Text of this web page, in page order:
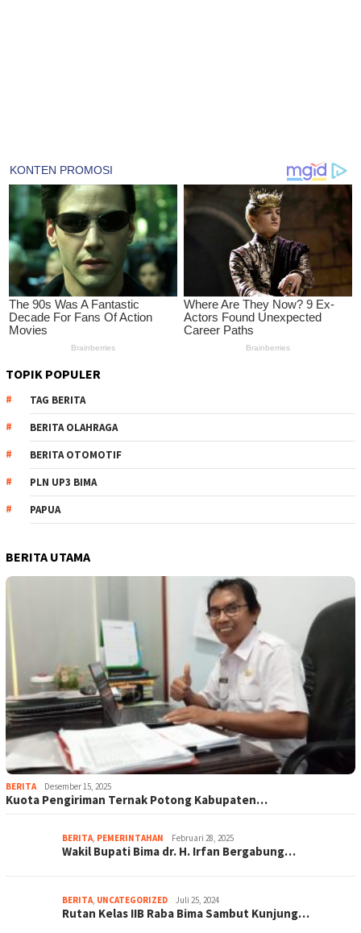
TOPIK POPULER
TAG BERITA
BERITA OLAHRAGA
BERITA OTOMOTIF
PLN UP3 BIMA
PAPUA
BERITA UTAMA
BERITA Desember 15, 2025
Kuota Pengiriman Ternak Potong Kabupaten…
BERITA PEMERINTAHAN Februari 28, 2025
Wakil Bupati Bima dr. H. Irfan Bergabung…
BERITA UNCATEGORIZED Juli 25, 2024
Rutan Kelas IIB Raba Bima Sambut Kunjung…